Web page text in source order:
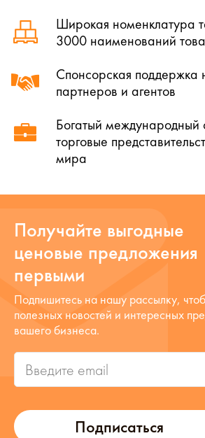
Широкая номенклатура
3000 наименований
Спонсорская поддержка
партнеров и агентов
Богатый международный
торговые
мира
Получайте выгодные
ценовые предложения
первыми
Подписаться
Подпишитесь на нашу рассылку,
полезных новостей и интересных
вашего бизнеса.